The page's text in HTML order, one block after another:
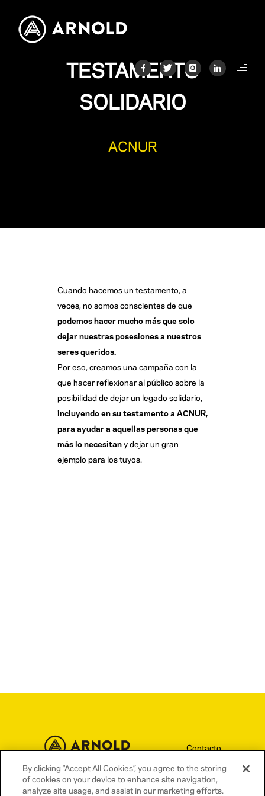
TESTAMENTO
SOLIDARIO
ACNUR
Cuando hacemos un testamento, a
veces, no somos conscientes de que
podemos hacer mucho más que solo
dejar nuestras posesiones a nuestros
seres queridos.
Por eso, creamos una campaña con la
que hacer reflexionar al público sobre la
posibilidad de dejar un legado solidario,
incluyendo en su testamento a ACNUR,
para ayudar a aquellas personas que
más lo necesitany dejar un gran
ejemplo para los tuyos.
Contacto
Términos y condiciones
Política de privacidad
By clicking “Accept All Cookies”, you agree to the storing
of cookies on your device to enhance site navigation,
analyze site usage, and assist in our marketing efforts.